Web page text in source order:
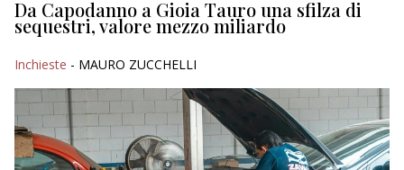
Da Capodanno a Gioia Tauro una sfilza di
sequestri, valore mezzo miliardo
Inchieste - MAURO ZUCCHELLI